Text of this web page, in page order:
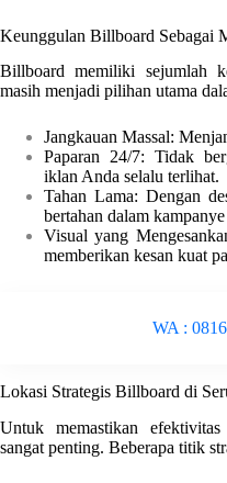
Keunggulan Billboard Sebagai
Billboard memiliki sejumlah
masih menjadi pilihan utama
Jangkauan Massal:
Paparan 24/7: Tidak
iklan Anda selalu terlihat.
Tahan Lama: Dengan
bertahan dalam
Visual yang
memberikan kesan kuat
WA :
Lokasi Strategis Billboard di
Untuk memastikan
sangat penting. Beberapa titik